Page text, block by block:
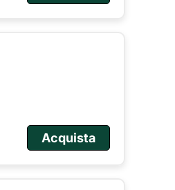
Acquista